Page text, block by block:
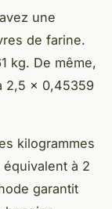
une
de farine.
kg. De même,
2,5 × 0,45359
kilogrammes
à 2
garantit